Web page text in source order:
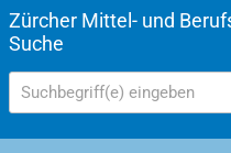
Zürcher Mittel- und
Suche
Suchbegriff(e) eingeben